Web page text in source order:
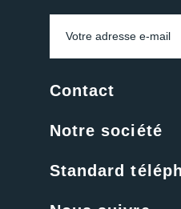
Contact
Notre société
Standard